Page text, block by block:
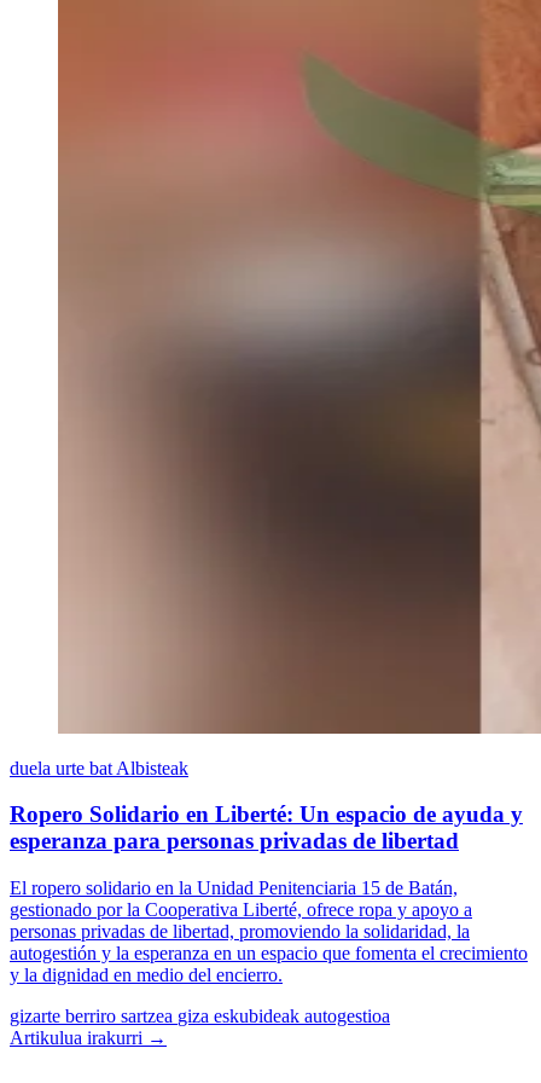
duela urte bat Albisteak
Ropero Solidario en Liberté: Un espacio de ayuda y
esperanza para personas privadas de libertad
El ropero solidario en la Unidad Penitenciaria 15 de Batán,
gestionado por la Cooperativa Liberté, ofrece ropa y apoyo a
personas privadas de libertad, promoviendo la solidaridad, la
autogestión y la esperanza en un espacio que fomenta el crecimiento
y la dignidad en medio del encierro.
gizarte berriro sartzea giza eskubideak autogestioa
Artikulua irakurri →